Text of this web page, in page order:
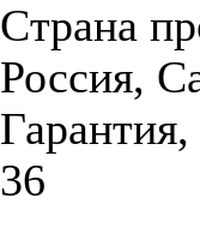
Страна
Россия,
36